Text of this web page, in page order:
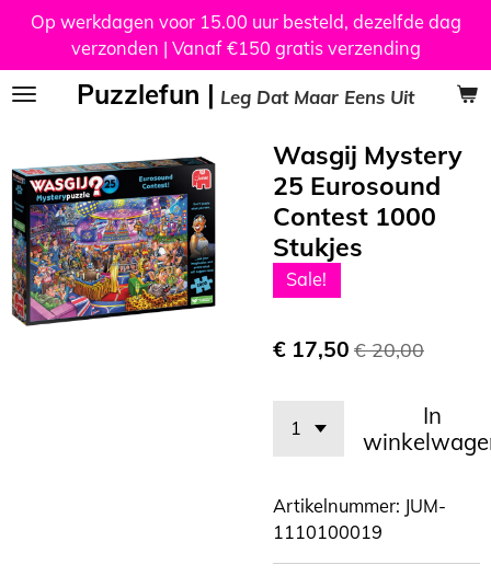
Ga
naar
de
Puzzlefun | Leg Dat Maar Eens Uit
Op werkdagen voor 15.00 uur besteld, dezelfde dag
verzonden | Vanaf €150 gratis verzending
Wasgij Mystery
25 Eurosound
Contest 1000
Stukjes
Sale!
€ 17,50 € 20,00
In
Artikelnummer: JUM-
1110100019